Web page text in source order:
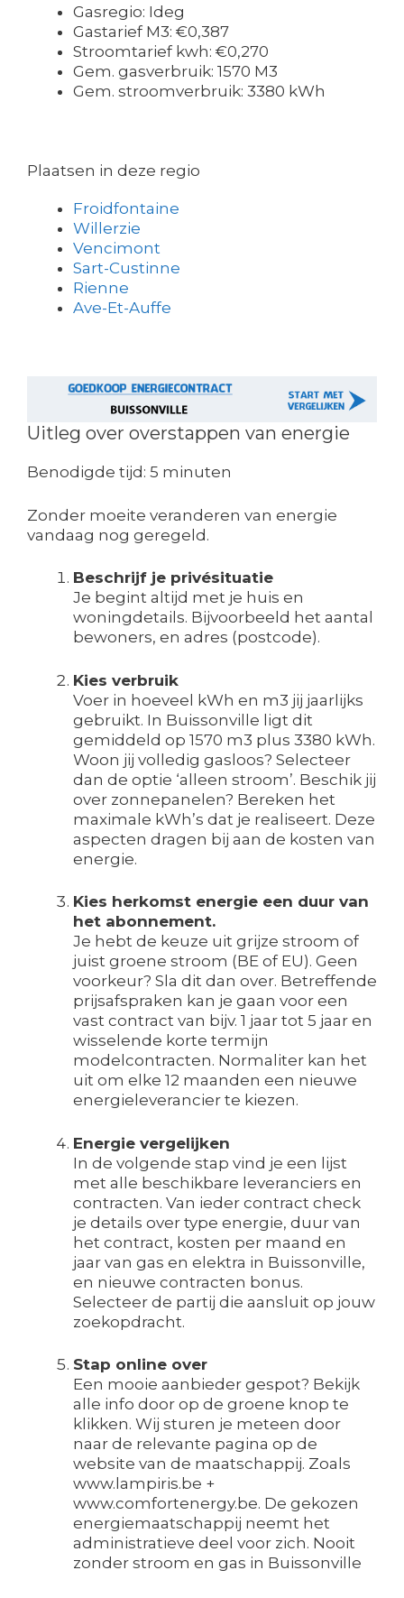
Gasregio: Ideg
Gastarief M3: €0,387
Stroomtarief kwh: €0,270
Gem. gasverbruik: 1570 M3
Gem. stroomverbruik: 3380 kWh
Plaatsen in deze regio
Froidfontaine
Willerzie
Vencimont
Sart-Custinne
Rienne
Ave-Et-Auffe
Uitleg over overstappen van energie
Benodigde tijd: 5 minuten
Zonder moeite veranderen van energie
vandaag nog geregeld.
Beschrijf je privésituatie
Je begint altijd met je huis en
woningdetails. Bijvoorbeeld het aantal
bewoners, en adres (postcode).
Kies verbruik
Voer in hoeveel kWh en m3 jij jaarlijks
gebruikt. In Buissonville ligt dit
gemiddeld op 1570 m3 plus 3380 kWh.
Woon jij volledig gasloos? Selecteer
dan de optie ‘alleen stroom’. Beschik jij
over zonnepanelen? Bereken het
maximale kWh’s dat je realiseert. Deze
aspecten dragen bij aan de kosten van
energie.
Kies herkomst energie een duur van
het abonnement.
Je hebt de keuze uit grijze stroom of
juist groene stroom (BE of EU). Geen
voorkeur? Sla dit dan over. Betreffende
prijsafspraken kan je gaan voor een
vast contract van bijv. 1 jaar tot 5 jaar en
wisselende korte termijn
modelcontracten. Normaliter kan het
uit om elke 12 maanden een nieuwe
energieleverancier te kiezen.
Energie vergelijken
In de volgende stap vind je een lijst
met alle beschikbare leveranciers en
contracten. Van ieder contract check
je details over type energie, duur van
het contract, kosten per maand en
jaar van gas en elektra in Buissonville,
en nieuwe contracten bonus.
Selecteer de partij die aansluit op jouw
zoekopdracht.
Stap online over
Een mooie aanbieder gespot? Bekijk
alle info door op de groene knop te
klikken. Wij sturen je meteen door
naar de relevante pagina op de
website van de maatschappij. Zoals
www.lampiris.be +
www.comfortenergy.be. De gekozen
energiemaatschappij neemt het
administratieve deel voor zich. Nooit
zonder stroom en gas in Buissonville